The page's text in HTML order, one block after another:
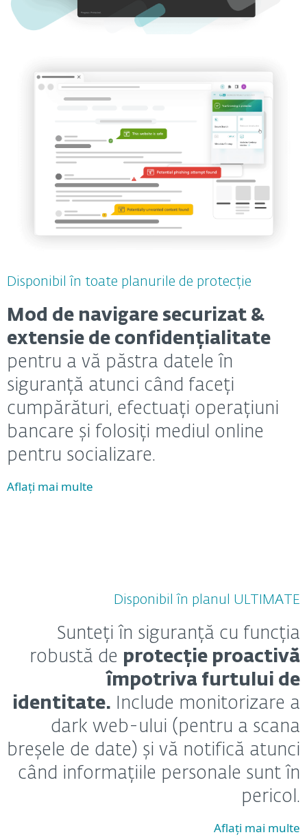
Disponibil în toate planurile de protecție
Mod de navigare securizat &
extensie de confidențialitate
pentru a vă păstra datele în
siguranță atunci când faceți
cumpărături, efectuați operațiuni
bancare și folosiți mediul online
pentru socializare.
Aflați mai multe
Disponibil în planul ULTIMATE
Sunteți în siguranță cu funcția
robustă de protecție proactivă
împotriva furtului de
identitate. Include monitorizare a
dark web-ului (pentru a scana
breșele de date) și vă notifică atunci
când informațiile personale sunt în
pericol.
Aflați mai multe